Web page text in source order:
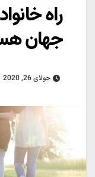
راه
جهان
جولای 26, 2020